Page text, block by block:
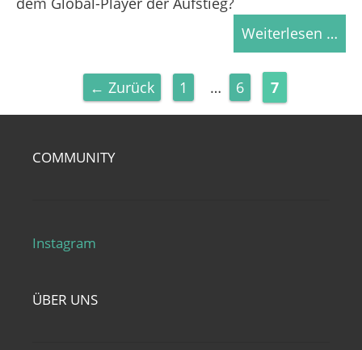
Weiterlesen …
← Zurück Seite
1 … Seite
6 Seite
7
COMMUNITY
Instagram
ÜBER UNS